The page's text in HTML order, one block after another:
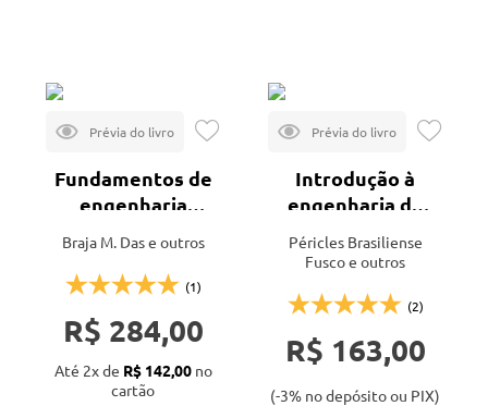
Veja todas as opções
Fundamentos de
engenharia
ed.
Braja M. Das e outros
(1)
R$ 284,00
Até 2x de R$ 142,00no
cartão
Introdução à
engenharia de
estruturas de
concreto
Péricles Brasiliense
Fusco e outros
(2)
R$ 163,00
(-3% no depósito ou PIX)